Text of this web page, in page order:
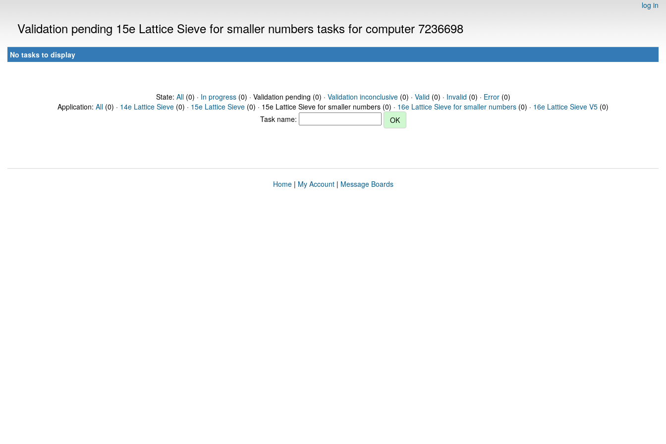
log in
Validation pending 15e Lattice Sieve for smaller numbers tasks for computer 7236698
No tasks to display
State: All(0) · In progress(0) · Validation pending (0) · Validation inconclusive(0) · Valid (0) · Invalid (0) · Error(0)
Application: All (0) · 14e Lattice Sieve (0) · 15e Lattice Sieve (0) · 15e Lattice Sieve for smaller numbers (0) · 16e Lattice Sieve for smaller numbers (0) · 16e Lattice Sieve V5 (0)
Task name:
Home| My Account| Message Boards